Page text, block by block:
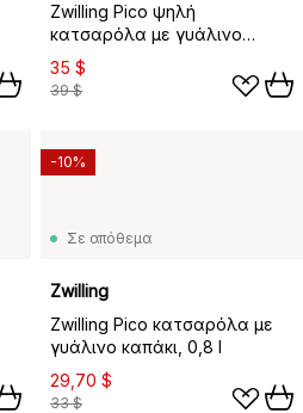
Zwilling Pico ψηλή
κατσαρόλα με γυάλινο
καπάκι, 1
35 $
39 $
Σε απόθεμα
Zwilling
Zwilling Pico κατσαρόλα με
γυάλινο καπάκι, 0,8 l
29,70 $
33 $
-10%